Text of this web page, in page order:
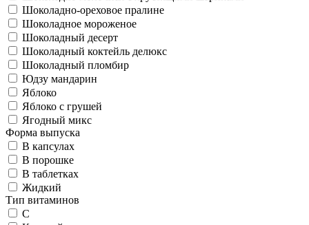
Шоколадно-ореховое пралине
Шоколадное мороженое
Шоколадный десерт
Шоколадный коктейль делюкс
Шоколадный пломбир
Юдзу мандарин
Яблоко
Яблоко с грушей
Ягодный микс
Форма выпуска
В капсулах
В порошке
В таблетках
Жидкий
Тип витаминов
C